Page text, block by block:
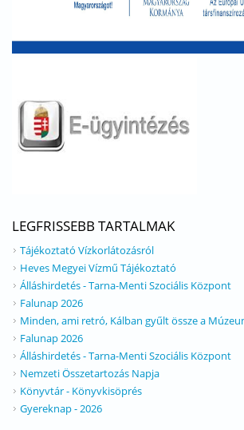
LEGFRISSEBB TARTALMAK
Tájékoztató Vízkorlátozásról
Heves Megyei Vízmű Tájékoztató
Álláshirdetés - Tarna-Menti Szociális Központ
Falunap 2026
Minden, ami retró, Kálban gyűlt össze a
Falunap 2026
Álláshirdetés - Tarna-Menti Szociális Központ
Nemzeti Összetartozás Napja
Könyvtár - Könyvkisöprés
Gyereknap - 2026